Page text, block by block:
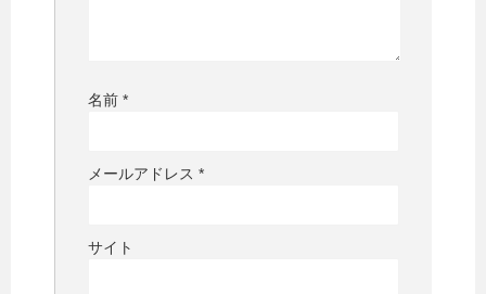
名前 *
メールアドレス *
サイト